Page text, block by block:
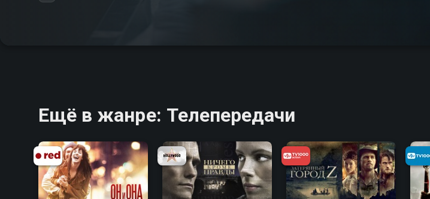
Ещё в жанре: Телепередачи
7.4 7.3 7.2 7.2 6.3 6.8